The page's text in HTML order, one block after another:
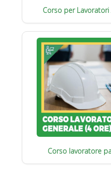
Corso per Lavoratori
Corso lavoratore